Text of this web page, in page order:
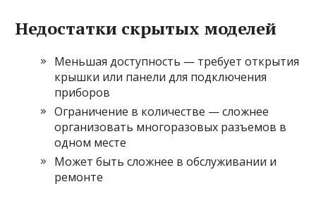
Недостатки скрытых моделей
Меньшая доступность — требует открытия
крышки или панели для подключения
приборов
Ограничение в количестве — сложнее
организовать многоразовых разъемов в
одном месте
Может быть сложнее в обслуживании и
ремонте